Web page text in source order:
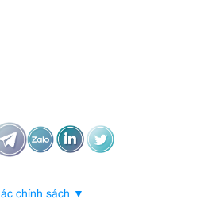
khi chụp ảnh khi di chuyển
tính năng phần cứng của máy cho
chính sách ▼